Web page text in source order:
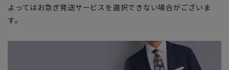
よってはお急ぎ発送サービスを選択できない場合がございま
す。